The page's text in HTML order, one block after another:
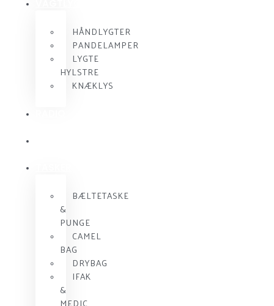
HÅNDLYGTER
PANDELAMPER
LYGTE
HYLSTRE
KNÆKLYS
BÆLTETASKE
&
PUNGE
CAMEL
BAG
DRYBAG
IFAK
&